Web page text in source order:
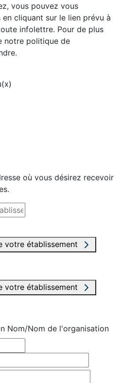
vous pouvez vous
cliquant sur le lien prévu à
infolettre. Pour de plus
notre politique de
où vous désirez recevoir
votre établissement
votre établissement
Nom/Nom de l'organisation